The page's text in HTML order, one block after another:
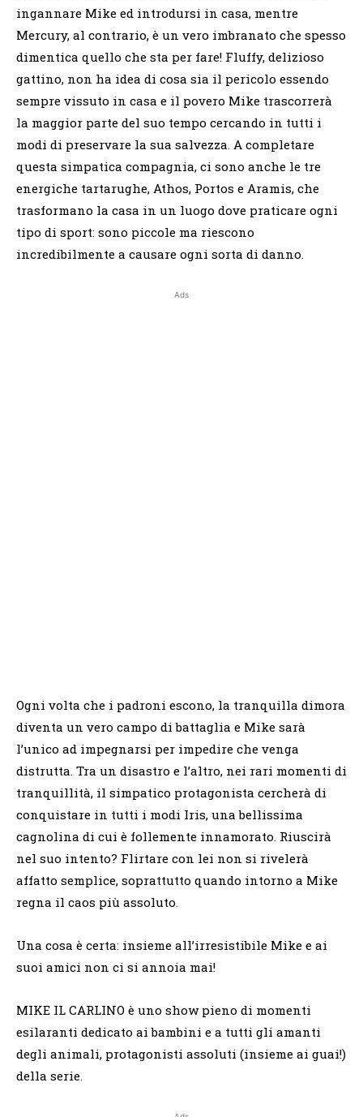
ingannare Mike ed introdursi in casa, mentre
Mercury, al contrario, è un vero imbranato che spesso
dimentica quello che sta per fare! Fluffy, delizioso
gattino, non ha idea di cosa sia il pericolo essendo
sempre vissuto in casa e il povero Mike trascorrerà
la maggior parte del suo tempo cercando in tutti i
modi di preservare la sua salvezza. A completare
questa simpatica compagnia, ci sono anche le tre
energiche tartarughe, Athos, Portos e Aramis, che
trasformano la casa in un luogo dove praticare ogni
tipo di sport: sono piccole ma riescono
incredibilmente a causare ogni sorta di danno.
Ads
Ogni volta che i padroni escono, la tranquilla dimora
diventa un vero campo di battaglia e Mike sarà
l’unico ad impegnarsi per impedire che venga
distrutta. Tra un disastro e l’altro, nei rari momenti di
tranquillità, il simpatico protagonista cercherà di
conquistare in tutti i modi Iris, una bellissima
cagnolina di cui è follemente innamorato. Riuscirà
nel suo intento? Flirtare con lei non si rivelerà
affatto semplice, soprattutto quando intorno a Mike
regna il caos più assoluto.
Una cosa è certa: insieme all’irresistibile Mike e ai
suoi amici non ci si annoia mai!
MIKE IL CARLINO è uno show pieno di momenti
esilaranti dedicato ai bambini e a tutti gli amanti
degli animali, protagonisti assoluti (insieme ai guai!)
della serie.